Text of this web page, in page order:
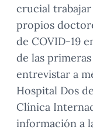
crucial
propios
de COVID-19
de las
entrevistar a
Hospital Dos
Clínica
información a